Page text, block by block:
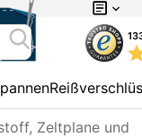
Zeltplane und